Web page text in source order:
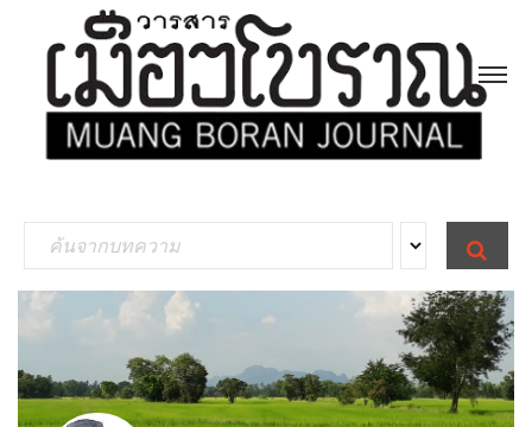
e
a
r
c
h
S
E
A
R
C
H